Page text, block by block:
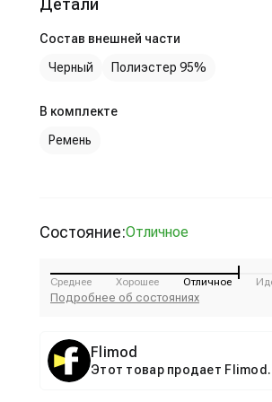
Детали
Состав внешней части
Черный
Полиэстер 95%
В комплекте
Ремень
Состояние:Отличное
Среднее Хорошее Отличное
Подробнее об состояниях
Flimod
Этот товар продает